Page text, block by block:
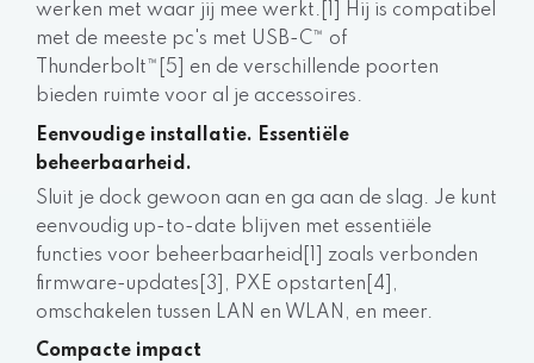
werken met waar jij mee werkt.[1] Hij is compatibel
met de meeste pc's met USB-C™ of
Thunderbolt™[5] en de verschillende poorten
bieden ruimte voor al je accessoires.
Eenvoudige installatie. Essentiële
beheerbaarheid.
Sluit je dock gewoon aan en ga aan de slag. Je kunt
eenvoudig up-to-date blijven met essentiële
functies voor beheerbaarheid[1] zoals verbonden
firmware-updates[3], PXE opstarten[4],
omschakelen tussen LAN en WLAN, en meer.
Compacte impact